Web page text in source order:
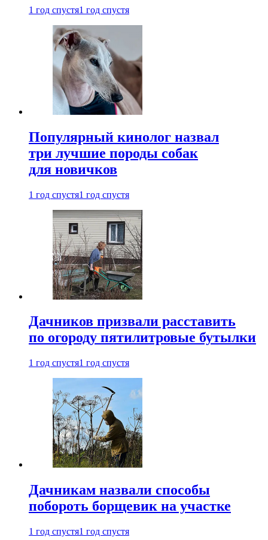
1 год спустя1 год спустя
Популярный кинолог назвал
три лучшие породы собак
для новичков
1 год спустя1 год спустя
Дачников призвали расставить
по огороду пятилитровые бутылки
1 год спустя1 год спустя
Дачникам назвали способы
побороть борщевик на участке
1 год спустя1 год спустя